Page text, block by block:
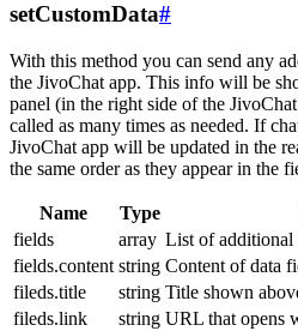
setCustomData#
With this method you can send any
the JivoChat app. This info will be
panel (in the right side of the
called as many times as needed. If
JivoChat app will be updated in the
the same order as they appear in the
Name Type
fields
array List of additional
fields.content string Content of data
fileds.title
string Title shown
fileds.link
string URL that opens